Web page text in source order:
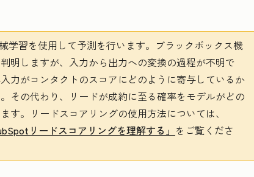
学習を使用して予測を行います。ブラックボックス機
明しますが、入力から出力への変換の過程が不明で
力がコンタクトのスコアにどのように寄与しているか
その代わり、リードが成約に至る確率をモデルがどの
す。リードスコアリングの使用方法については、
リードスコアリングを理解する」 をご覧くださ